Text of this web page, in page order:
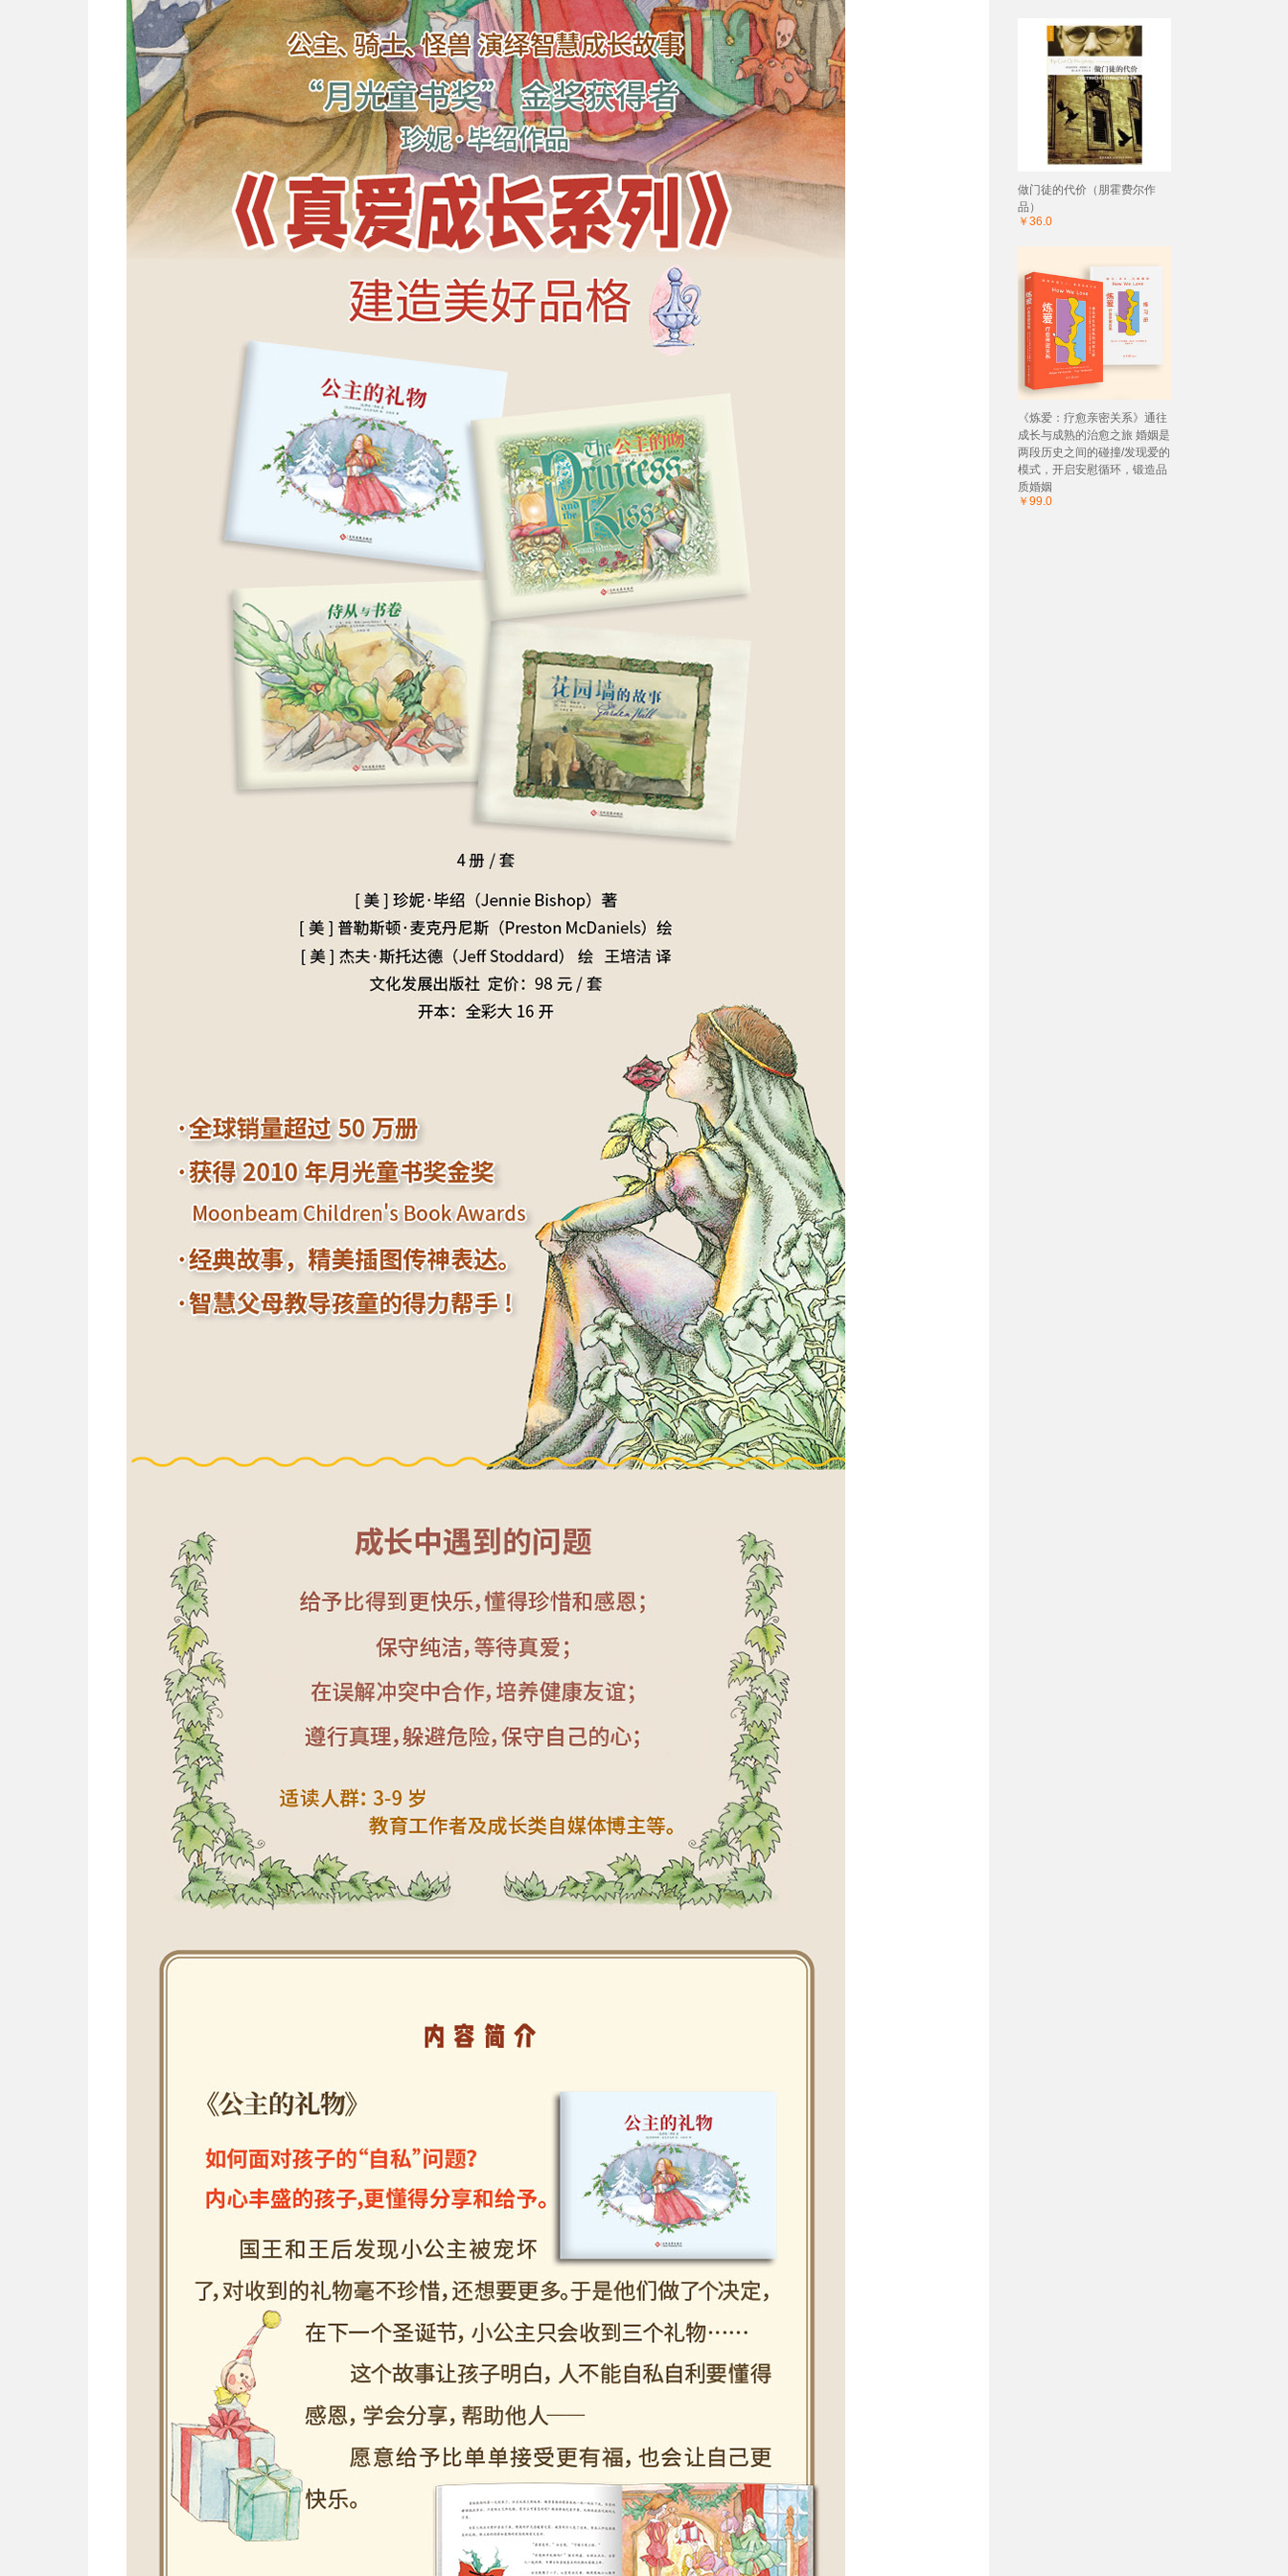
做门徒的代价（朋霍费尔作
品）
￥36.0
《炼爱：疗愈亲密关系》通往
成长与成熟的治愈之旅 婚姻是
两段历史之间的碰撞/发现爱的
模式，开启安慰循环，锻造品
质婚姻
￥99.0